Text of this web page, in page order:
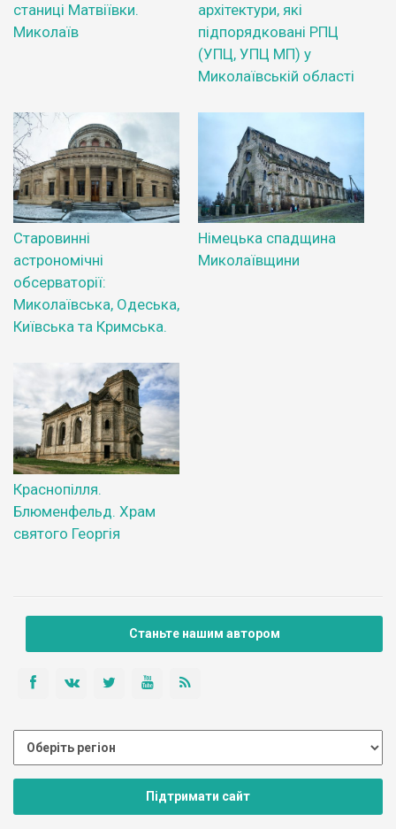
станиці Матвіївки.
Миколаїв
архітектури, які
підпорядковані РПЦ
(УПЦ, УПЦ МП) у
Миколаївській області
Старовинні
астрономічні
обсерваторії:
Миколаївська, Одеська,
Київська та Кримська.
Німецька спадщина
Миколаївщини
Краснопілля.
Блюменфельд. Храм
святого Георгія
Станьте нашим автором
Підтримати сайт